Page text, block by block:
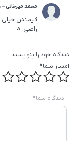
محمد میرخانی–
قیمتش خیلی
راضی ام
دیدگاه خود را بنویسید
امتیاز شما*
دیدگاه شما*